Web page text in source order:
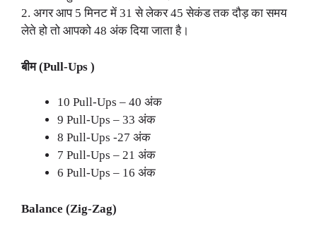
2. अगर आप 5 मिनट में 31 से लेकर 45 सेकंड तक दौड़ का समय
लेते हो तो आपको 48 अंक दिया जाता है।
बीम (Pull-Ups )
10 Pull-Ups – 40 अंक
9 Pull-Ups – 33 अंक
8 Pull-Ups -27 अंक
7 Pull-Ups – 21 अंक
6 Pull-Ups – 16 अंक
Balance (Zig-Zag)